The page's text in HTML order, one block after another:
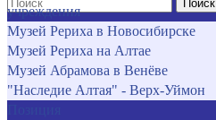
Поиск
учреждения
Музей Рериха в Новосибирске
Музей Рериха на Алтае
Музей Абрамова в Венёве
"Наследие Алтая" - Верх-Уймон